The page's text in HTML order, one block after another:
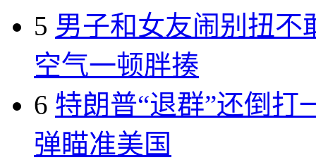
5 男子和女友闹别扭不
空气一顿胖揍
6 特朗普“退群”还倒打
弹瞄准美国